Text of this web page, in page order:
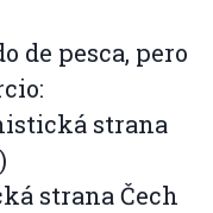
de pesca, pero
strana
strana Čech